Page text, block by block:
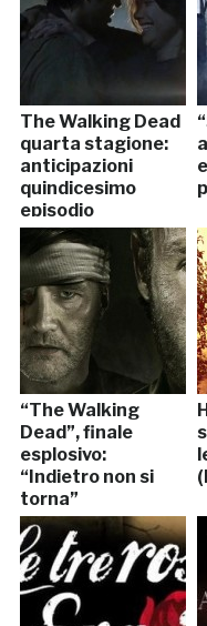
The Walking Dead
quarta stagione:
anticipazioni
quindicesimo
episodio
“The Walking
Dead”, finale
esplosivo:
“Indietro non si
torna”